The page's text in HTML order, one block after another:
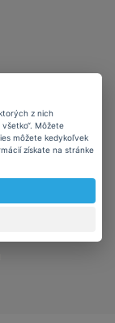
z nich
Môžete
môžete kedykoľvek
získate na stránke